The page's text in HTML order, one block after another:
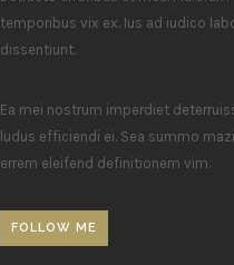
temporibus vix ex. Ius ad iudico
dissentiunt.
Ea mei nostrum imperdiet
ludus efficiendi ei. Sea summo
errem eleifend definitionem vim.
FOLLOW ME